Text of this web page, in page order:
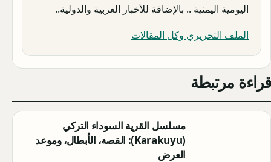
اليومية اليمنية .. بالإضافة للأخبار العربية والدولية..
الملف التحريري وكل المقالات
قراءة مرتبطة
مسلسل القرية السوداء التركي
(Karakuyu): القصة، الأبطال، وموعد
العرض